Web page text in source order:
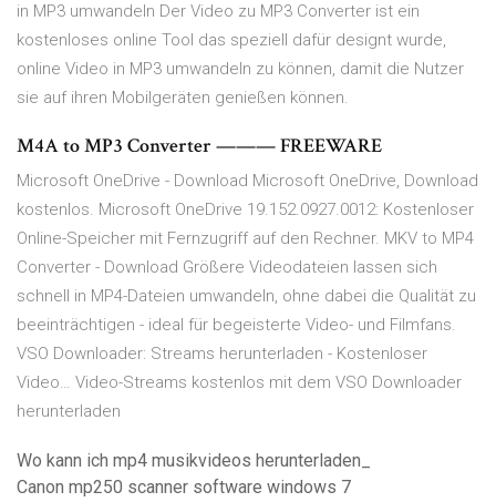
in MP3 umwandeln Der Video zu MP3 Converter ist ein
kostenloses online Tool das speziell dafür designt wurde,
online Video in MP3 umwandeln zu können, damit die Nutzer
sie auf ihren Mobilgeräten genießen können.
M4A to MP3 Converter ——— FREEWARE
Microsoft OneDrive - Download Microsoft OneDrive, Download
kostenlos. Microsoft OneDrive 19.152.0927.0012: Kostenloser
Online-Speicher mit Fernzugriff auf den Rechner. MKV to MP4
Converter - Download Größere Videodateien lassen sich
schnell in MP4-Dateien umwandeln, ohne dabei die Qualität zu
beeinträchtigen - ideal für begeisterte Video- und Filmfans.
VSO Downloader: Streams herunterladen - Kostenloser
Video… Video-Streams kostenlos mit dem VSO Downloader
herunterladen
Wo kann ich mp4 musikvideos herunterladen_
Canon mp250 scanner software windows 7